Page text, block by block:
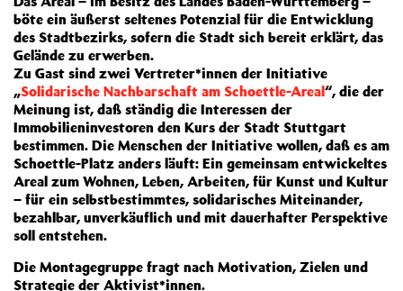
böte ein äußerst seltenes Potenzial für die Entwicklung
des Stadtbezirks, sofern die Stadt sich bereit erklärt, das
Gelände zu erwerben.
Zu Gast sind zwei Vertreter*innen der Initiative
„Solidarische Nachbarschaft am Schoettle-Areal“, die der
Meinung ist, daß ständig die Interessen der
Immobilieninvestoren den Kurs der Stadt Stuttgart
bestimmen. Die Menschen der Initiative wollen, daß es am
Schoettle-Platz anders läuft: Ein gemeinsam entwickeltes
Areal zum Wohnen, Leben, Arbeiten, für Kunst und Kultur
– für ein selbstbestimmtes, solidarisches Miteinander,
bezahlbar, unverkäuflich und mit dauerhafter Perspektive
soll entstehen.
Die Montagegruppe fragt nach Motivation, Zielen und
Strategie der Aktivist*innen.